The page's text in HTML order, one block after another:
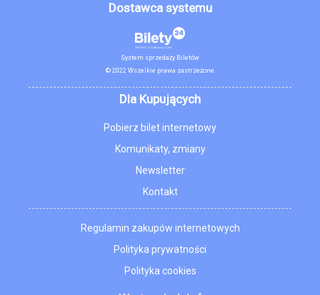
Dostawca systemu
System sprzedaży Biletów
© 2022 Wszelkie prawa zastrzeżone
Dla Kupujących
Pobierz bilet internetowy
Komunikaty, zmiany
Newsletter
Kontakt
Regulamin zakupów internetowych
Polityka prywatności
Polityka cookies